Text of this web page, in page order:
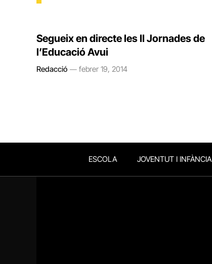
Segueix en directe les II Jornades de
l’Educació Avui
Redacció febrer 19, 2014
ESCOLA JOVENTUT I INFÀNCIA